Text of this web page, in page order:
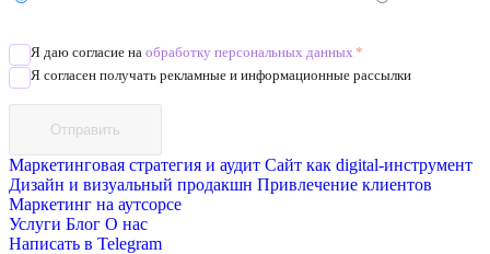
Я даю согласие на обработку персональных данных *
Я согласен получать рекламные и информационные рассылки
Отправить
Маркетинговая стратегия и аудит Сайт как digital-инструмент
Дизайн и визуальный продакшн Привлечение клиентов
Маркетинг на аутсорсе
Услуги Блог О нас
Написать в Telegram